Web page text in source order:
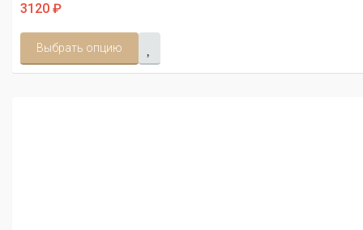
3120 ₽
Выбрать опцию